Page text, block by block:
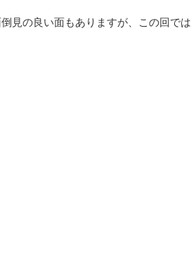
見の良い面もありますが、この回では